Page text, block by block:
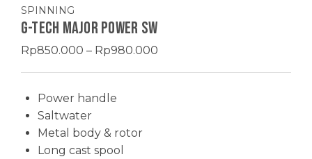
SPINNING
G-TECH MAJOR POWER SW
Rp850.000 – Rp980.000
Power handle
Saltwater
Metal body & rotor
Long cast spool